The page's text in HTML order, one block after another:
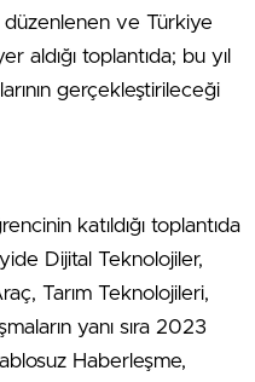
düzenlenen ve Türkiye
aldığı toplantıda; bu yıl
gerçekleştirileceği
katıldığı toplantıda
Dijital Teknolojiler,
Tarım Teknolojileri,
yanı sıra 2023
Haberleşme,